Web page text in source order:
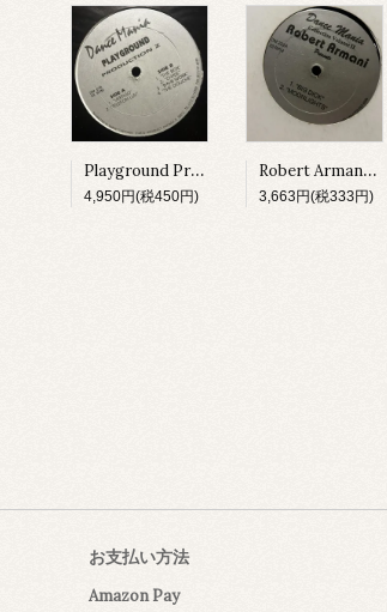
Playground Production Z / Vertigo [DM076][1994]
4,950円(税450円)
Robert Armani / Collection Volume II [DM222][1997]
3,663円(税333円)
お支払い方法
Amazon Pay